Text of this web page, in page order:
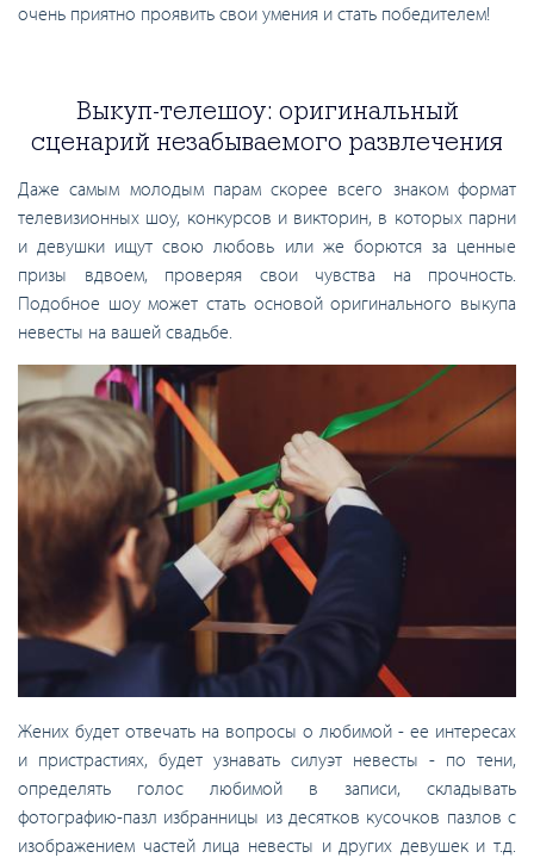
очень приятно проявить свои умения и стать победителем!
Выкуп-телешоу: оригинальный
сценарий незабываемого развлечения
Даже самым молодым парам скорее всего знаком формат
телевизионных шоу, конкурсов и викторин, в которых парни
и девушки ищут свою любовь или же борются за ценные
призы вдвоем, проверяя свои чувства на прочность.
Подобное шоу может стать основой оригинального выкупа
невесты на вашей свадьбе.
Жених будет отвечать на вопросы о любимой - ее интересах
и пристрастиях, будет узнавать силуэт невесты - по тени,
определять голос любимой в записи, складывать
фотографию-пазл избранницы из десятков кусочков пазлов с
изображением частей лица невесты и других девушек и т.д.